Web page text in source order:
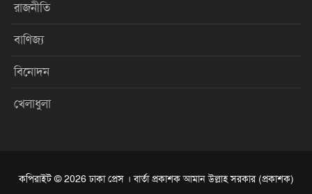
রাজনীতি
বাণিজ্য
বিনোদন
খেলাধুলা
কপিরাইট © 2026 ঢাকা প্রেস । বার্তা প্রকাশক আমান উল্লাহ সরকার (প্রকাশক)